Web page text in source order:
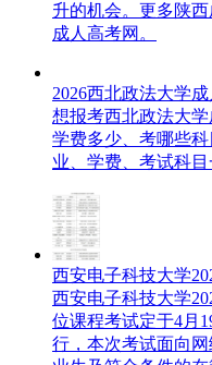
升的机会。更多陕
成人高考网。
2026西北政法大学
想报考西北政法大学
学费多少、考哪些
业、学费、考试科
西安电子科技大学
西安电子科技大学
位课程考试定于4月
行，本次考试面向